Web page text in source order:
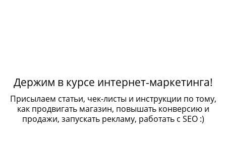
Держим в курсе интернет-маркетинга!
Присылаем статьи, чек-листы и инструкции по тому,
как продвигать магазин, повышать конверсию и
продажи, запускать рекламу, работать с SEO :)